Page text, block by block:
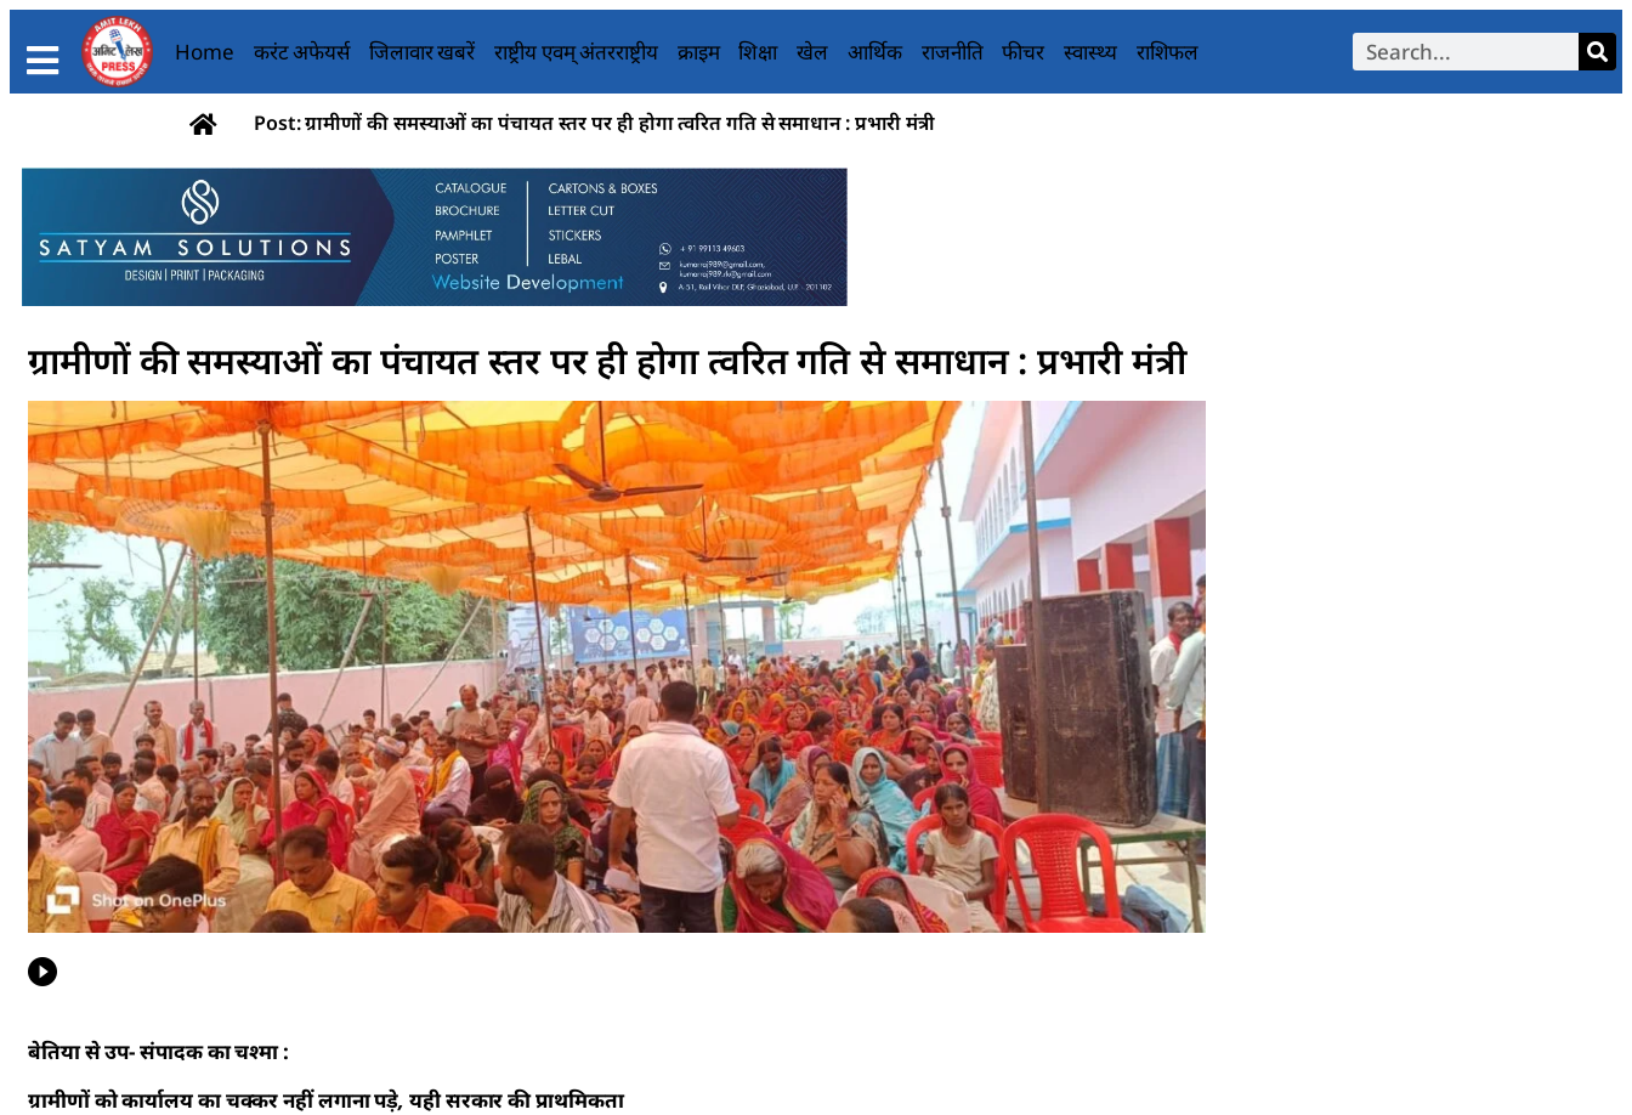
Home करंट अफेयर्स जिलावार खबरें राष्ट्रीय एवम् अंतरराष्ट्रीय क्राइम शिक्षा खेल आर्थिक राजनीति फीचर स्वास्थ्य राशिफल
Post: ग्रामीणों की समस्याओं का पंचायत स्तर पर ही होगा त्वरित गति से समाधान : प्रभारी मंत्री
ग्रामीणों की समस्याओं का पंचायत स्तर पर ही होगा त्वरित गति से समाधान : प्रभारी मंत्री
बेतिया से उप- संपादक का चश्मा :
ग्रामीणों को कार्यालय का चक्कर नहीं लगाना पड़े, यही सरकार की प्राथमिकता